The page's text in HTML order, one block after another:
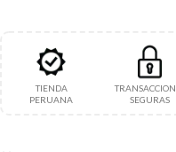
TIENDA
PERUANA
SEGURAS